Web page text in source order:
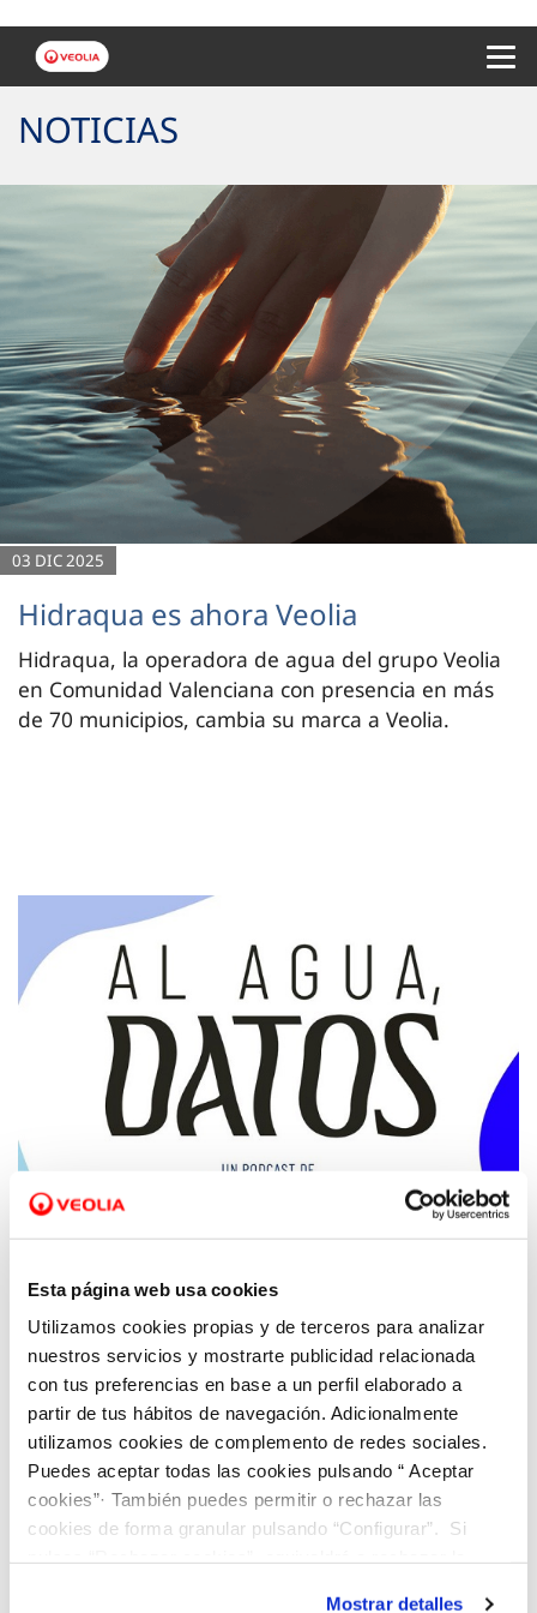
Esta página web usa cookies
Utilizamos cookies propias y de terceros para analizar
nuestros servicios y mostrarte publicidad relacionada
con tus preferencias en base a un perfil elaborado a
partir de tus hábitos de navegación. Adicionalmente
utilizamos cookies de complemento de redes sociales.
Puedes aceptar todas las cookies pulsando “ Aceptar
cookies”· También puedes permitir o rechazar las
cookies de forma granular pulsando “Configurar”. Si
Mostrar detalles
NOTICIAS
03 DIC 2025
Hidraqua es ahora Veolia
Hidraqua, la operadora de agua del grupo Veolia
en Comunidad Valenciana con presencia en más
de 70 municipios, cambia su marca a Veolia.
17 JUN 2024
concienciación a la ciudadanía con el
lanzamiento del podcast ‘Al Agua, Datos’